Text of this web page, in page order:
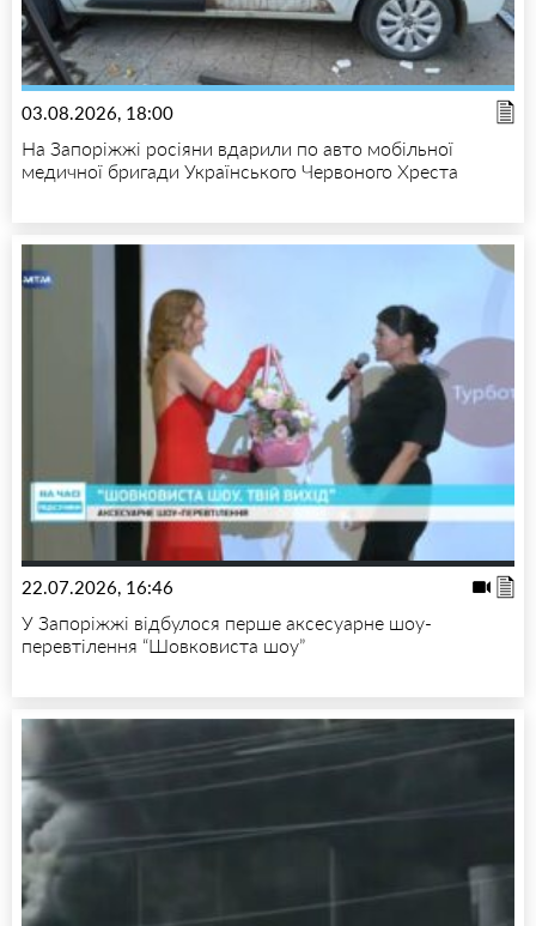
03.08.2026, 18:00
На Запоріжжі росіяни вдарили по авто мобільної
медичної бригади Українського Червоного Хреста
22.07.2026, 16:46
У Запоріжжі відбулося перше аксесуарне шоу-
перевтілення “Шовковиста шоу”